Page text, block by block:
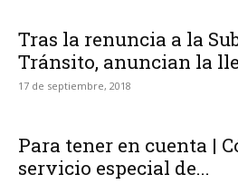
Tras la renuncia a la
Tránsito, anuncian la
17 de septiembre, 2018
Para tener en cuenta |
servicio especial de...